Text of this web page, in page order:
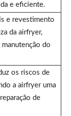
e eficiente.
e revestimento
da airfryer,
do
os riscos de
a airfryer uma
de